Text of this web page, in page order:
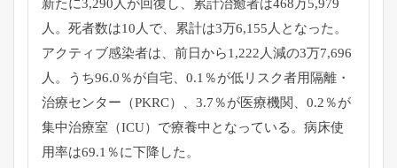
新たに3,290人が回復し、累計治癒者は468万5,979
人。死者数は10人で、累計は3万6,155人となった。
アクティブ感染者は、前日から1,222人減の3万7,696
人。うち96.0％が自宅、0.1％が低リスク者用隔離・
治療センター（PKRC）、3.7％が医療機関、0.2％が
集中治療室（ICU）で療養中となっている。病床使
用率は69.1％に下降した。